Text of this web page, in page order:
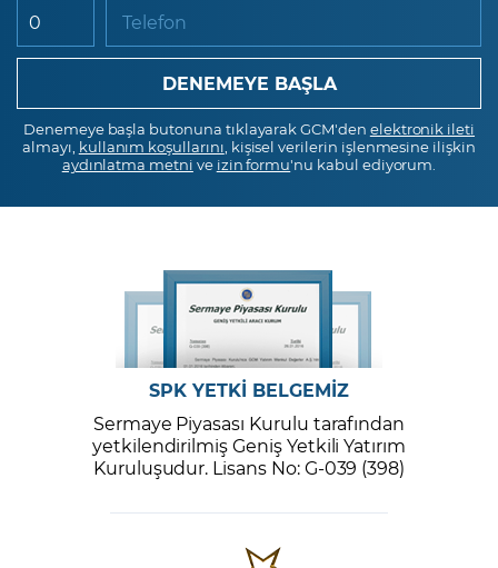
Telefon
Denemeye başla butonuna tıklayarak GCM'den elektronik ileti
almayı, kullanım koşullarını , kişisel verilerin işlenmesine ilişkin
aydınlatma metni ve izin formu'nu kabul ediyorum.
SPK YETKİ BELGEMİZ
Sermaye Piyasası Kurulu tarafından
yetkilendirilmiş Geniş Yetkili Yatırım
Kuruluşudur. Lisans No: G-039 (398)